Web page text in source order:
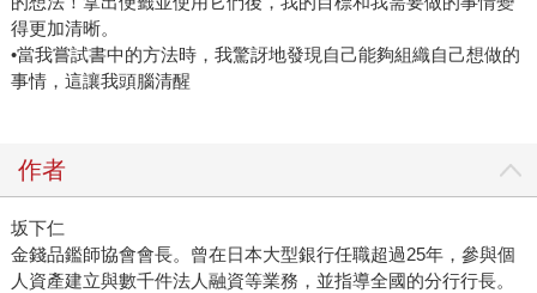
得更加清晰。
•當我嘗試書中的方法時，我驚訝地發現自己能夠組織自己想做的
事情，這讓我頭腦清醒
作者
坂下仁
金錢品鑑師協會會長。曾在日本大型銀行任職超過25年，參與個
人資產建立與數千件法人融資等業務，並指導全國的分行行長。